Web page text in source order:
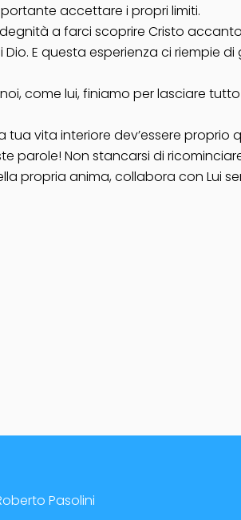
accettare i propri limiti.
a farci scoprire Cristo
E questa esperienza ci riempie
come lui, finiamo per lasciare
tua vita interiore dev’essere
parole! Non stancarsi di
propria anima, collabora con Lui
Pasolini